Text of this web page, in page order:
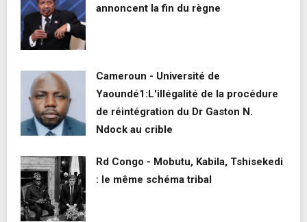
annoncent la fin du règne
Cameroun - Université de
Yaoundé1:L'illégalité de la procédure
de réintégration du Dr Gaston N.
Ndock au crible
Rd Congo - Mobutu, Kabila, Tshisekedi
: le même schéma tribal